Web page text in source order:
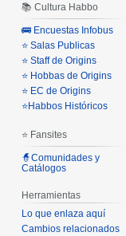
📚 Cultura Habbo
🚌 Encuestas Infobus
⭐ Salas Publicas
⭐ Staff de Origins
⭐ Hobbas de Origins
⭐ EC de Origins
⭐Habbos Históricos
⭐ Fansites
🧙Comunidades y
Catálogos
Herramientas
Lo que enlaza aquí
Cambios relacionados